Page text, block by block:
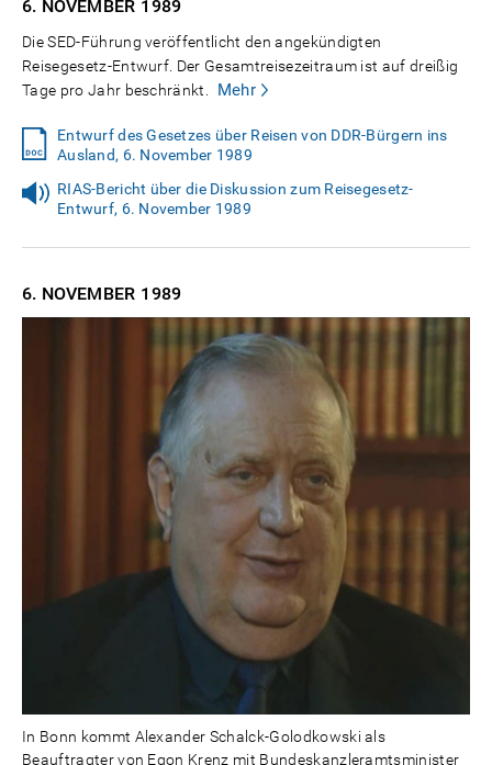
6. NOVEMBER 1989
Die SED-Führung veröffentlicht den angekündigten
Reisegesetz-Entwurf. Der Gesamtreisezeitraum ist auf dreißig
Tage pro Jahr beschränkt.
Mehr
Entwurf des Gesetzes über Reisen von DDR-Bürgern ins
Ausland, 6. November 1989
RIAS-Bericht über die Diskussion zum Reisegesetz-
Entwurf, 6. November 1989
6. NOVEMBER 1989
In Bonn kommt Alexander Schalck-Golodkowski als
Beauftragter von Egon Krenz mit Bundeskanzleramtsminister